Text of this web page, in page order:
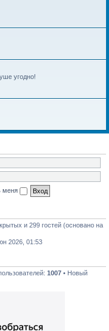
угодно!
меня
и 299 гостей (основано на
2026, 01:53
1007 • Новый